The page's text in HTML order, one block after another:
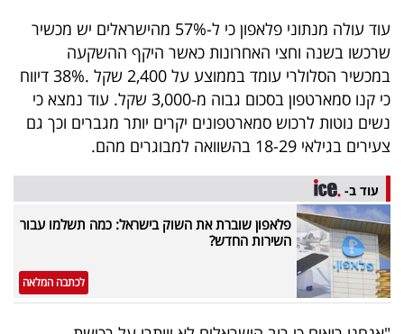
אחרינו:
עוד עולה מנתוני פלאפון כי ל-57% מהישראלים יש מכשיר
שרכשו בשנה וחצי האחרונות כאשר היקף ההשקעה
במכשיר הסלולרי עומד בממוצע על 2,400 שקל .38% דיווח
כי קנו סמארטפון בסכום גבוה מ-3,000 שקל. עוד נמצא כי
נשים נוטות לרכוש סמארטפונים יקרים יותר מגברים וכך גם
צעירים בגילאי 18-29 בהשוואה למבוגרים מהם.
עוד ב-
פלאפון שוברת את השוק בישראל: כמה תשלמו עבור
השירות החדש?
לכתבה המלאה